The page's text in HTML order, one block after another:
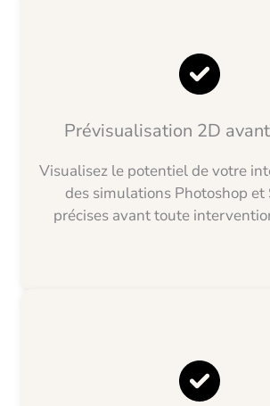
Prévisualisation 2D
Visualisez le potentiel de votre
des simulations Photoshop et
précises avant toute